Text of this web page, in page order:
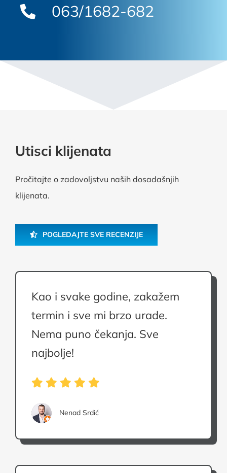
063/1682-682
Utisci klijenata
Pročitajte o zadovoljstvu naših dosadašnjih
klijenata.
POGLEDAJTE SVE RECENZIJE
Kao i svake godine, zakažem
termin i sve mi brzo urade.
Nema puno čekanja. Sve
najbolje!
Nenad Srdić